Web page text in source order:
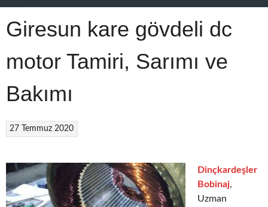
Giresun kare gövdeli dc
motor Tamiri, Sarımı ve
Bakımı
27 Temmuz 2020
Dinçkardeşler
Bobinaj,
Uzman